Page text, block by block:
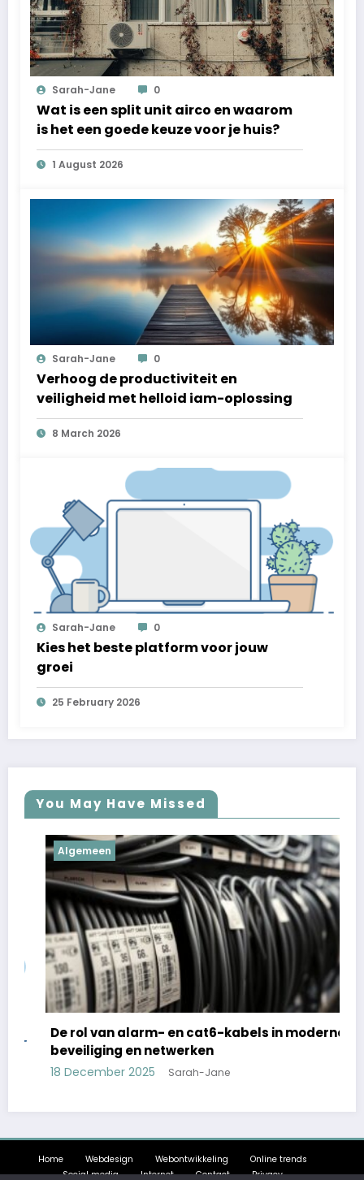
Sarah-Jane 0
Wat is een split unit airco en waarom
is het een goede keuze voor je huis?
1 August 2026
Sarah-Jane 0
Verhoog de productiviteit en
veiligheid met helloid iam-oplossing
8 March 2026
Sarah-Jane 0
Kies het beste platform voor jouw
groei
25 February 2026
You May Have Missed
Algemeen
De rol van alarm- en cat6-kabels in moderne
beveiliging en netwerken
18 December 2025 Sarah-Jane
Home Webdesign Webontwikkeling
Online trends
Social media
Internet Contact Privacy